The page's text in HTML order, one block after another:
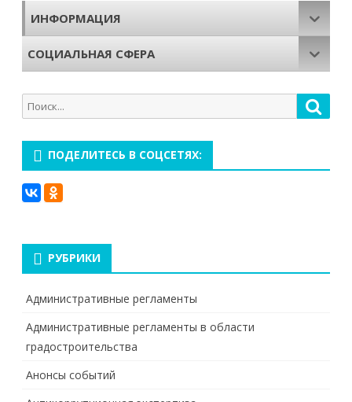
ИНФОРМАЦИЯ
СОЦИАЛЬНАЯ СФЕРА
Поиск
для:
ПОДЕЛИТЕСЬ В СОЦСЕТЯХ:
РУБРИКИ
Административные регламенты
Административные регламенты в области
градостроительства
Анонсы событий